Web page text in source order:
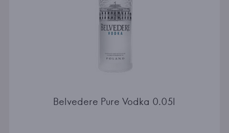
Belvedere Pure Vodka 0.05l